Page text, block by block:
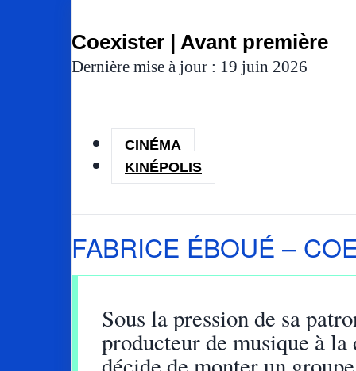
Coexister | Avant première
Dernière mise à jour : 19 juin 2026
CINÉMA
KINÉPOLIS
FABRICE ÉBOUÉ –
Sous la pression de sa
producteur de musique à la